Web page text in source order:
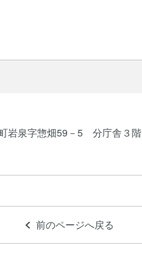
岩泉字惣畑59－5 分庁舎３階
前のページへ戻る